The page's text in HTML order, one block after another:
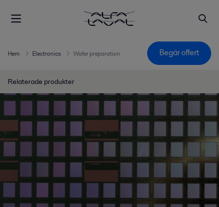
Hem Electronics Wafer preparation Begär offert
Relaterade produkter